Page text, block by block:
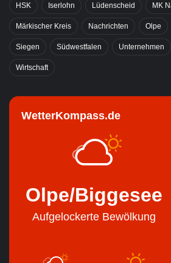
HSK Iserlohn Lüdenscheid MK
Märkischer Kreis Nachrichten Olpe
Siegen Südwestfalen Unternehmen
Wirtschaft
WetterKompass.de
Olpe/Biggesee
Aufgelockerte Bewölkung